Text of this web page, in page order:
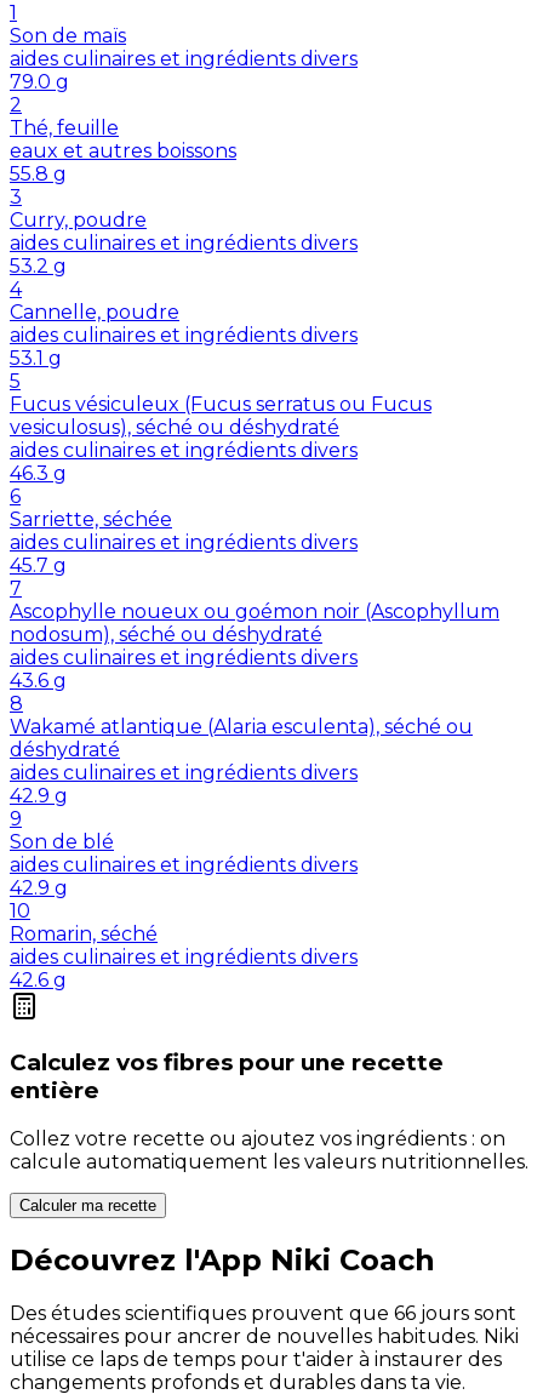
1
Son de maïs
aides culinaires et ingrédients divers
79.0 g
2
Thé, feuille
eaux et autres boissons
55.8 g
3
Curry, poudre
aides culinaires et ingrédients divers
53.2 g
4
Cannelle, poudre
aides culinaires et ingrédients divers
53.1 g
5
Fucus vésiculeux (Fucus serratus ou Fucus
vesiculosus), séché ou déshydraté
aides culinaires et ingrédients divers
46.3 g
6
Sarriette, séchée
aides culinaires et ingrédients divers
45.7 g
7
Ascophylle noueux ou goémon noir (Ascophyllum
nodosum), séché ou déshydraté
aides culinaires et ingrédients divers
43.6 g
8
Wakamé atlantique (Alaria esculenta), séché ou
déshydraté
aides culinaires et ingrédients divers
42.9 g
9
Son de blé
aides culinaires et ingrédients divers
42.9 g
10
Romarin, séché
aides culinaires et ingrédients divers
42.6 g
Calculez vos fibres pour une recette
entière
Collez votre recette ou ajoutez vos ingrédients : on
calcule automatiquement les valeurs nutritionnelles.
Calculer ma recette
Découvrez l'App Niki Coach
Des études scientifiques prouvent que 66 jours sont
nécessaires pour ancrer de nouvelles habitudes. Niki
utilise ce laps de temps pour t'aider à instaurer des
changements profonds et durables dans ta vie.